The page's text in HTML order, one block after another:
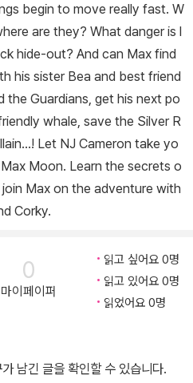
begin to move really fast. W
are they? What danger is l
hide-out? And can Max find
his sister Bea and best friend
the Guardians, get his next po
whale, save the Silver R
Let NJ Cameron take yo
Moon. Learn the secrets o
Max on the adventure with
Corky.
0
마이페이퍼
읽고 싶어요 0명
읽고 있어요 0명
읽었어요 0명
남긴 글을 확인할 수 있습니다.